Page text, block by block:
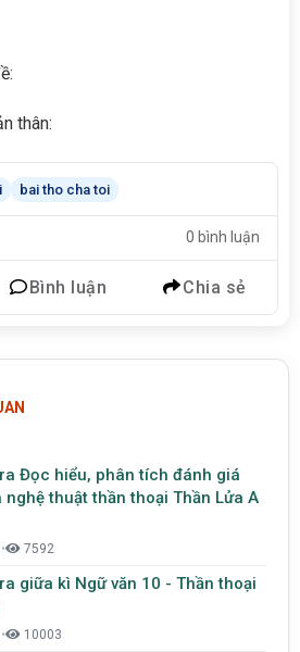
thân:
bai tho cha toi
0 bình luận
Bình luận Chia sẻ
Đọc hiểu, phân tích đánh giá
nghệ thuật thần thoại Thần Lửa A
• 7592
giữa kì Ngữ văn 10 - Thần thoại
• 10003